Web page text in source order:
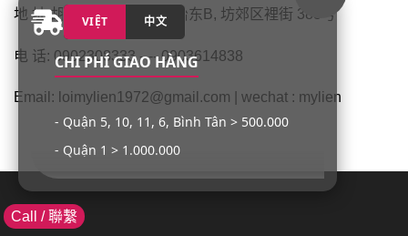
VIỆT 中文
CHI PHÍ GIAO HÀNG
- Quận 5, 10, 11, 6, Bình Tân > 500.000
- Quận 1 > 1.000.000
- Quận 3, 4, Tân Phú, Tân Bình > 1.000.000
地 址:胡志明,市平新郡,平治东B, 坊郊区裡街 383号
电 话: 0902308333 ---- 0903614838
Email: loimylien1972@gmail.com | wechat : mylien
Call / 聯繫